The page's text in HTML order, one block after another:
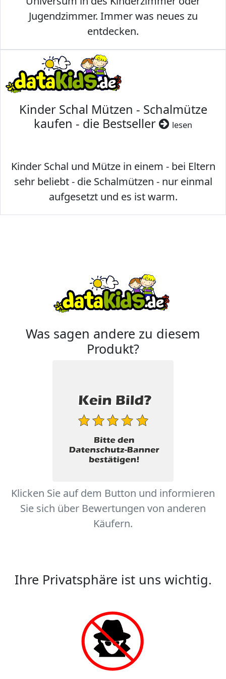
Jugendzimmer. Immer was neues zu
entdecken.
Kinder Schal Mützen - Schalmütze
kaufen - die Bestseller
lesen
Kinder Schal und Mütze in einem - bei Eltern
sehr beliebt - die Schalmützen - nur einmal
aufgesetzt und es ist warm.
Was sagen andere zu diesem
Produkt?
Klicken Sie auf dem Button und informieren
Sie sich über Bewertungen von anderen
Käufern.
Ihre Privatsphäre ist uns wichtig.